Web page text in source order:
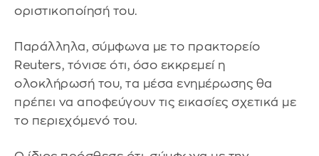
οριστικοποίησή του.
Παράλληλα, σύμφωνα με το πρακτορείο
Reuters, τόνισε ότι, όσο εκκρεμεί η
ολοκλήρωσή του, τα μέσα ενημέρωσης θα
πρέπει να αποφεύγουν τις εικασίες σχετικά με
το περιεχόμενό του.